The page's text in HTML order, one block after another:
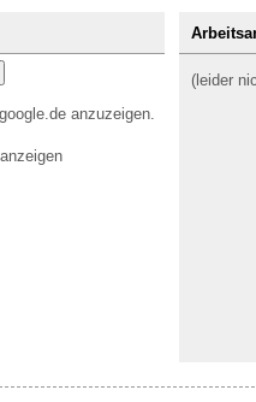
anzuzeigen.
(leider